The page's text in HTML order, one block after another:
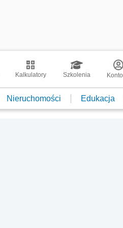
Kalkulatory Szkolenia Konto
Nieruchomości Edukacja